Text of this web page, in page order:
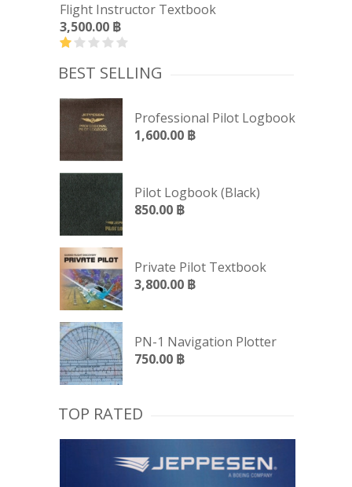
Flight Instructor Textbook
3,500.00 ฿
BEST SELLING
Professional Pilot Logbook
1,600.00 ฿
Pilot Logbook (Black)
850.00 ฿
Private Pilot Textbook
3,800.00 ฿
PN-1 Navigation Plotter
750.00 ฿
TOP RATED